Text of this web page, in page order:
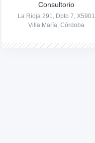
Consultorio
La Rioja 291, Dpto 7, X5901
Villa María, Córdoba